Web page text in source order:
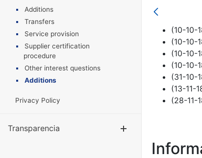
Additions
Transfers
Service provision
Supplier certification
procedure
Other interest questions
Additions
Privacy Policy
Transparencia
(10-10-
(10-10-
(10-10-
(10-10-
(31-10-
(13-11-
(28-11-